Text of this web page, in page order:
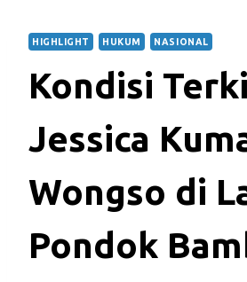
HIGHLIGHT HUKUM NASIONAL
Kondisi
Jessica
Wongso di
Pondok